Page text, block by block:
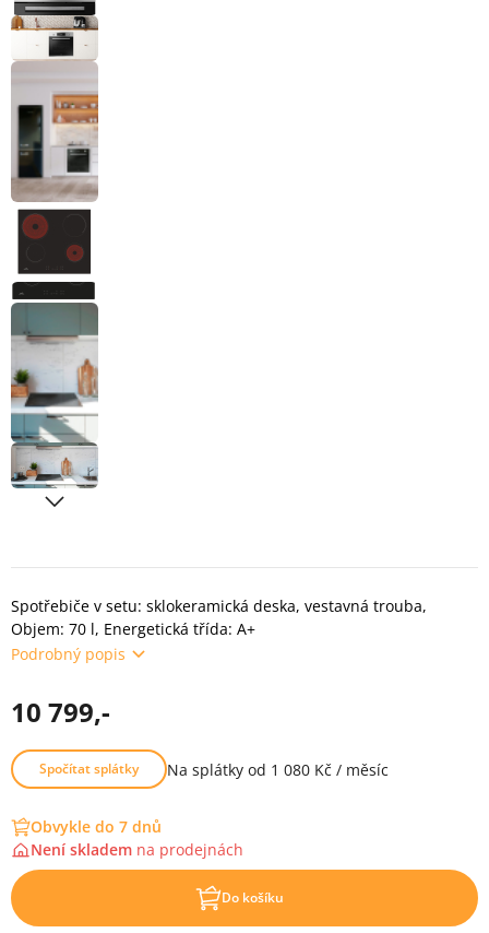
Spotřebiče v setu: sklokeramická deska, vestavná trouba,
Objem: 70 l, Energetická třída: A+
Podrobný popis
10 799,-
Spočítat splátky Na splátky od 1 080 Kč / měsíc
Obvykle do 7 dnů
Není skladem na prodejnách
Do košíku